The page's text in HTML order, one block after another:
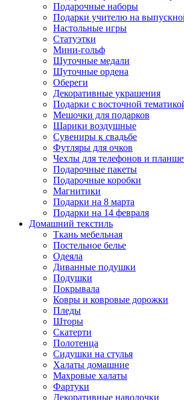
Подарочные наборы
Подарки учителю на
Настольные игры
Статуэтки
Мини-гольф
Шуточные медали
Шуточные ордена
Обереги
Декоративные украшения
Подарки с восточной
Мешочки для подарков
Шарики воздушные
Сувениры к свадьбе
Футляры для очков
Чехлы для телефонов и
Подарочные пакеты
Подарочные коробки
Магнитики
Подарки на 8 марта
Подарки на 14 февраля
Домашний текстиль
Ткань мебельная
Постельное белье
Одеяла
Диванные подушки
Подушки
Покрывала
Ковры и ковровые дорожки
Пледы
Шторы
Скатерти
Полотенца
Сидушки на стулья
Халаты домашние
Махровые халаты
Фартуки
Декоративные наволочки